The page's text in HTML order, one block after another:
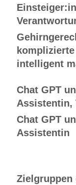
intelligent
Chat GPT
Assistentin,
Chat GPT
Assistentin
Zielgruppen